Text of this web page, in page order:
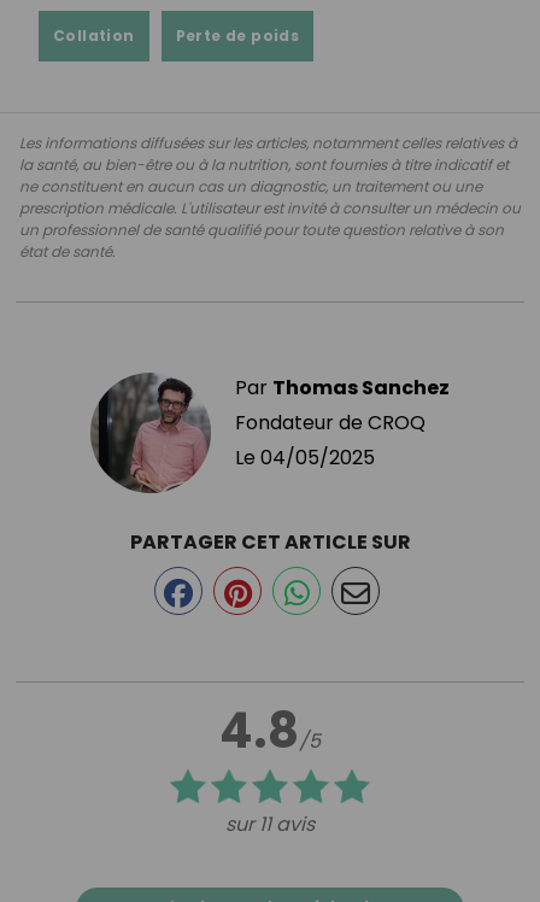
Collation Perte de poids
Les informations diffusées sur les articles, notamment celles relatives à
la santé, au bien-être ou à la nutrition, sont fournies à titre indicatif et
ne constituent en aucun cas un diagnostic, un traitement ou une
prescription médicale. L'utilisateur est invité à consulter un médecin ou
un professionnel de santé qualifié pour toute question relative à son
état de santé.
Par Thomas Sanchez
Fondateur de CROQ
Le 04/05/2025
4.8/5
sur 11 avis
PARTAGER CET ARTICLE SUR